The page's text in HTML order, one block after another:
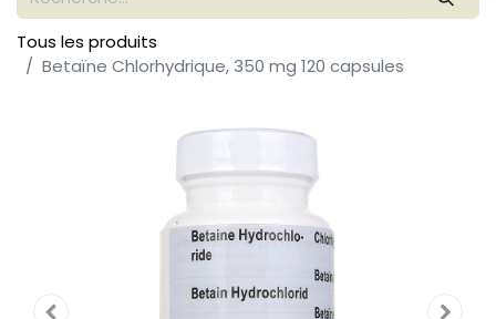
Tous les produits
Betaïne Chlorhydrique, 350 mg 120 capsules